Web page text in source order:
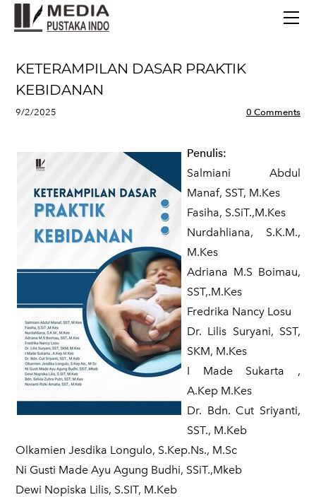
KETERAMPILAN DASAR PRAKTIK
KEBIDANAN
9/2/2025 0 Comments
Penulis:
Salmiani Abdul
Manaf, SST, M.Kes
Fasiha, S.SiT.,M.Kes
Nurdahliana, S.K.M.,
M.Kes
Adriana M.S Boimau,
SST,.M.Kes
Fredrika Nancy Losu
Dr. Lilis Suryani, SST,
SKM, M.Kes
I Made Sukarta ,
A.Kep M.Kes
Dr. Bdn. Cut Sriyanti,
SST., M.Keb
Olkamien Jesdika Longulo, S.Kep.Ns., M.Sc
Ni Gusti Made Ayu Agung Budhi, SSiT.,Mkeb
Dewi Nopiska Lilis, S.SIT, M.Keb